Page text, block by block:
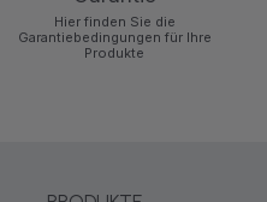
Hier finden Sie die
Garantiebedingungen für Ihre
Produkte